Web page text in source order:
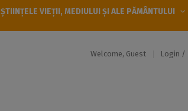
ȘTIINȚELE VIEȚII, MEDIULUI ȘI ALE PĂMÂNTULUI
Welcome, Guest Login /